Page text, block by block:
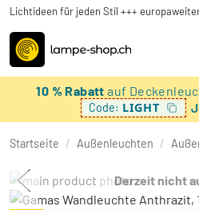
Lichtideen für jeden Stil +++
10 % Rabattauf
Code: LIGHT
Startseite / Außenleuchten /
Derzeit nicht